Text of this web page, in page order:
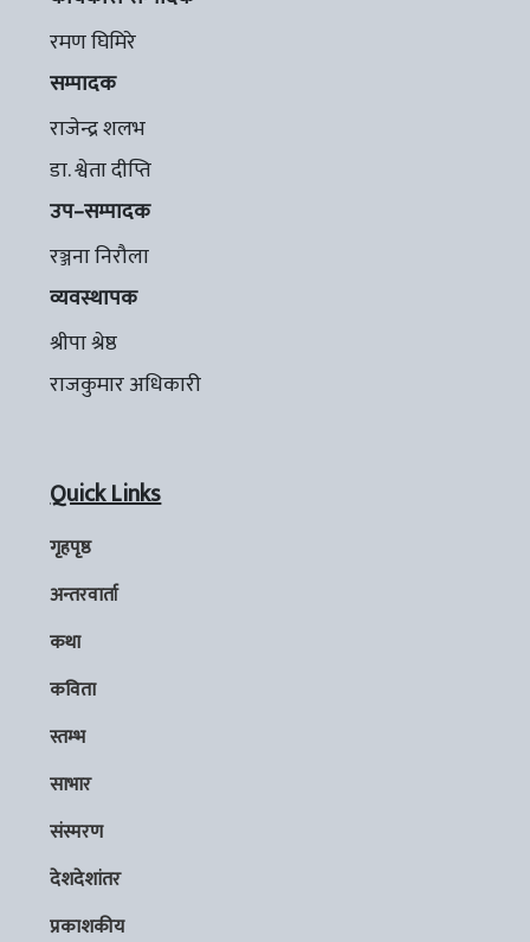
रमण घिमिरे
सम्पादक
राजेन्द्र शलभ
डा. श्वेता दीप्ति
उप–सम्पादक
रञ्जना निरौला
व्यवस्थापक
श्रीपा श्रेष्ठ
राजकुमार अधिकारी
Quick Links
गृहपृष्ठ
अन्तरवार्ता
कथा
कविता
स्तम्भ
साभार
संस्मरण
देशदेशांतर
प्रकाशकीय